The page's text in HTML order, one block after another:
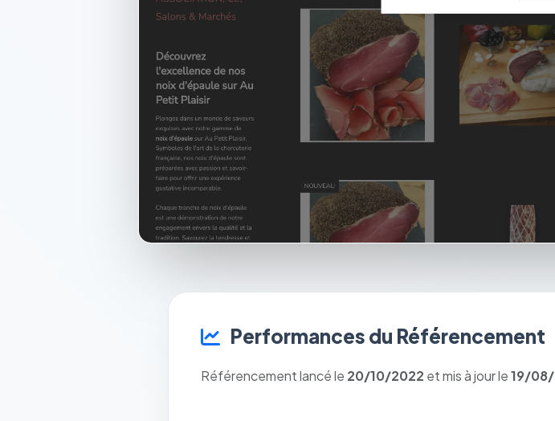
Performances du Référencement
Référencement lancé le 20/10/2022 et mis à jour le19/